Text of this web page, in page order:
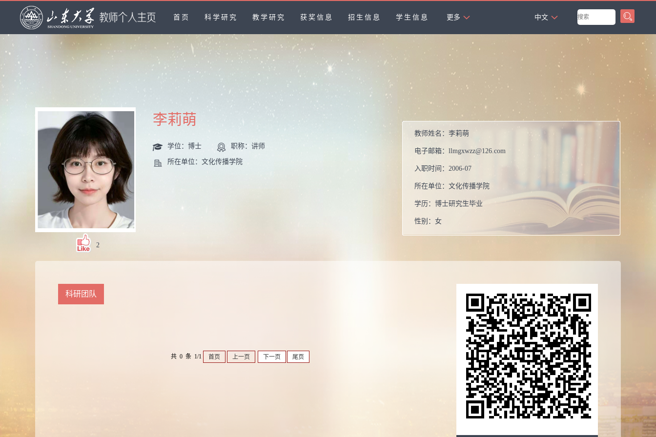
首页 科学研究 教学研究 获奖信息 招生信息 学生信息 更多
中文
2
李莉萌
学位：博士 职称：讲师
所在单位：文化传播学院
教师姓名： 李莉萌
电子邮箱： llmgxwzz@126.com
入职时间： 2006-07
所在单位： 文化传播学院
学历： 博士研究生毕业
性别： 女
2019 曾获荣誉当选： 国家公派出国教师荣誉证书
2020 曾获荣誉当选： 山东大学“同屏在线，共振育人”在线直播教
科研团队
共 0 条 1/1 首页 上一页 下一页 尾页